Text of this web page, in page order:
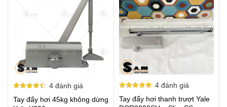
hạng
4đánh giá
Tay đẩy hơi 45kg không dừng
hạng
4đánh giá
Tay đẩy hơi thanh trượt Yale